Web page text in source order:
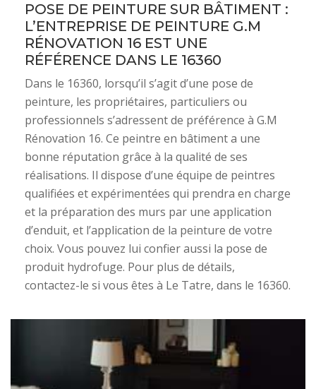
POSE DE PEINTURE SUR BÂTIMENT :
L’ENTREPRISE DE PEINTURE G.M
RÉNOVATION 16 EST UNE
RÉFÉRENCE DANS LE 16360
Dans le 16360, lorsqu’il s’agit d’une pose de
peinture, les propriétaires, particuliers ou
professionnels s’adressent de préférence à G.M
Rénovation 16. Ce peintre en bâtiment a une
bonne réputation grâce à la qualité de ses
réalisations. Il dispose d’une équipe de peintres
qualifiées et expérimentées qui prendra en charge
et la préparation des murs par une application
d’enduit, et l’application de la peinture de votre
choix. Vous pouvez lui confier aussi la pose de
produit hydrofuge. Pour plus de détails,
contactez-le si vous êtes à Le Tatre, dans le 16360.